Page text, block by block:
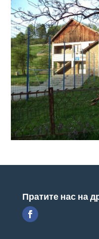
Пратите нас на